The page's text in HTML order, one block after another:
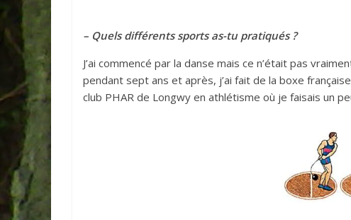
– Quels différents sports as-tu pratiqués ?
J’ai commencé par la danse mais ce n’était pas
pendant sept ans et après, j’ai fait de la boxe
club PHAR de Longwy en athlétisme où je faisais un